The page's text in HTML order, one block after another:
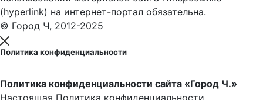
(hyperlink) на интернет-портал обязательна.
© Город Ч, 2012-2025
Политика конфиденциальности
Политика конфиденциальности сайта «Город Ч.»